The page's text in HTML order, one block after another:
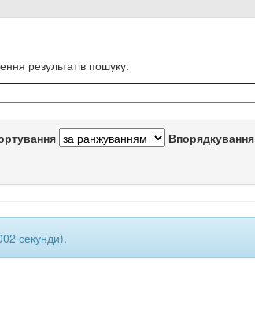
результатів пошуку.
Впорядкування
секунди).